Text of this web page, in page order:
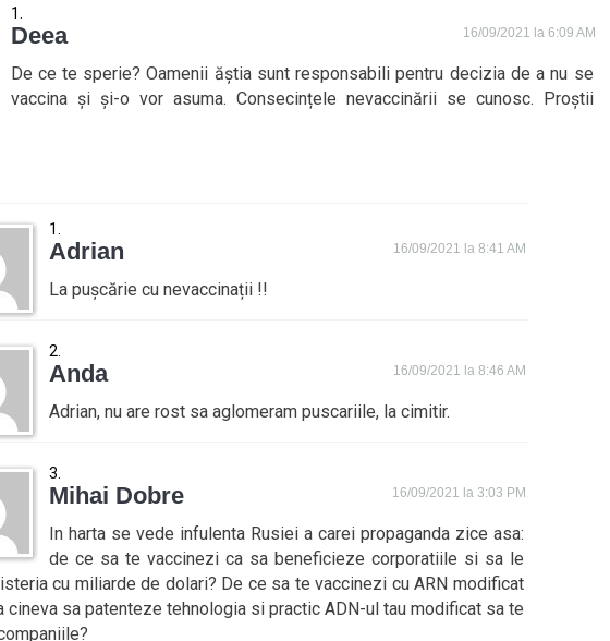
Deea 16/09/2021 la 6:09 AM
De ce te sperie? Oamenii ăștia sunt responsabili pentru decizia de a nu se
vaccina și și-o vor asuma. Consecințele nevaccinării se cunosc. Proștii
Adrian 16/09/2021 la 8:41 AM
La pușcărie cu nevaccinații !!
Anda 16/09/2021 la 8:46 AM
Adrian, nu are rost sa aglomeram puscariile, la cimitir.
Mihai Dobre 16/09/2021 la 3:03 PM
In harta se vede infulenta Rusiei a carei propaganda zice asa:
de ce sa te vaccinezi ca sa beneficieze corporatiile si sa le
cu miliarde de dolari? De ce sa te vaccinezi cu ARN modificat
cineva sa patenteze tehnologia si practic ADN-ul tau modificat sa te